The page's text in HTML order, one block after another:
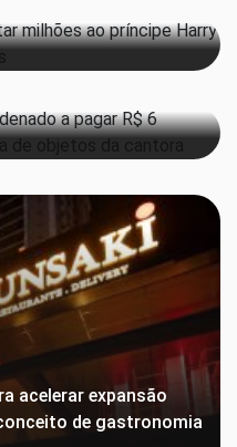
de objetos da
acelerar expansão
de gastronomia